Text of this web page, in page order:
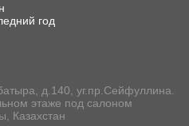
год
д.140, уг.пр.Сейфуллина.
этаже под салоном
Казахстан